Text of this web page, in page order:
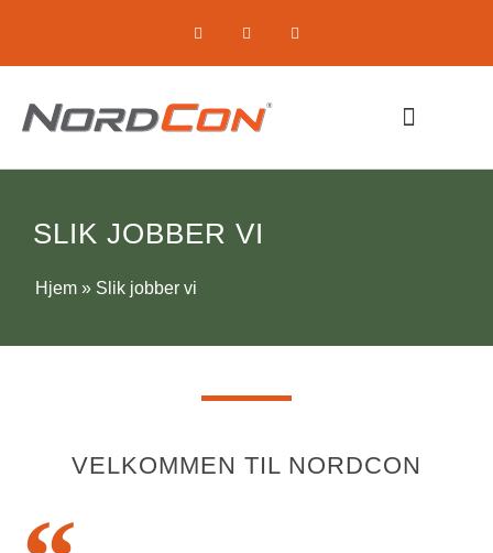
SLIK JOBBER VI
Hjem » Slik jobber vi
VELKOMMEN TIL NORDCON